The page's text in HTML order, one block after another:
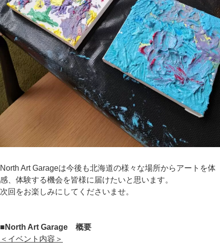
North Art Garageは今後も北海道の様々な場所からアートを体
感、体験する機会を皆様に届けたいと思います。
次回をお楽しみにしてくださいませ。
■North Art Garage 概要
＜イベント内容＞